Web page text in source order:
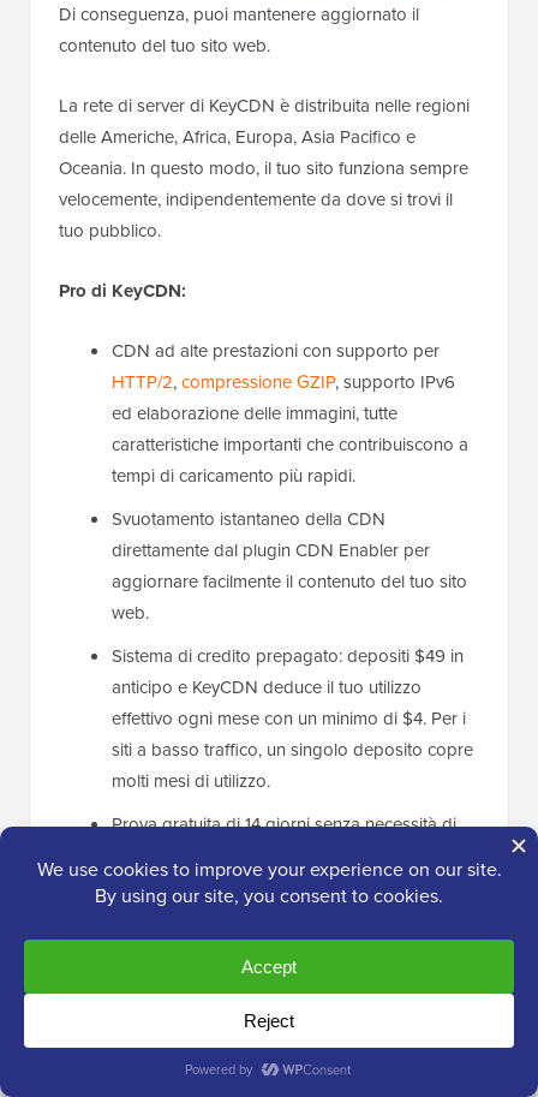
Di conseguenza, puoi mantenere aggiornato il
contenuto del tuo sito web.
La rete di server di KeyCDN è distribuita nelle regioni
delle Americhe, Africa, Europa, Asia Pacifico e
Oceania. In questo modo, il tuo sito funziona sempre
velocemente, indipendentemente da dove si trovi il
tuo pubblico.
Pro di KeyCDN:
CDN ad alte prestazioni con supporto per
HTTP/2,compressione GZIP, supporto IPv6
ed elaborazione delle immagini, tutte
caratteristiche importanti che contribuiscono a
tempi di caricamento più rapidi.
Svuotamento istantaneo della CDN
direttamente dal plugin CDN Enabler per
aggiornare facilmente il contenuto del tuo sito
web.
Sistema di credito prepagato: depositi $49 in
anticipo e KeyCDN deduce il tuo utilizzo
effettivo ogni mese con un minimo di $4. Per i
siti a basso traffico, un singolo deposito copre
molti mesi di utilizzo.
Prova gratuita di 14 giorni senza necessità di
Devi depositare $49 di credito in anticipo per